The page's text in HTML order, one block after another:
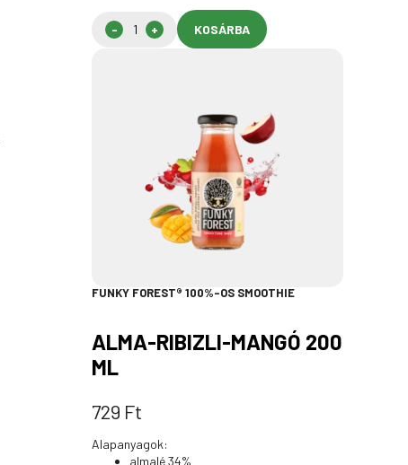
KOSÁRBA
FUNKY FOREST® 100%-OS SMOOTHIE
ALMA-RIBIZLI-MANGÓ 200
ML
729 Ft
Alapanyagok:
almalé 34%